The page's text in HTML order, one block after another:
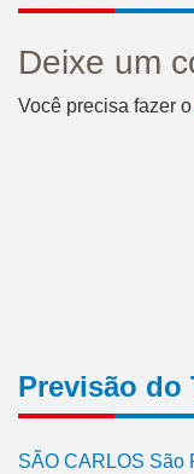
Deixe um
Você precisa fazer o
Previsão do
SÃO CARLOS São